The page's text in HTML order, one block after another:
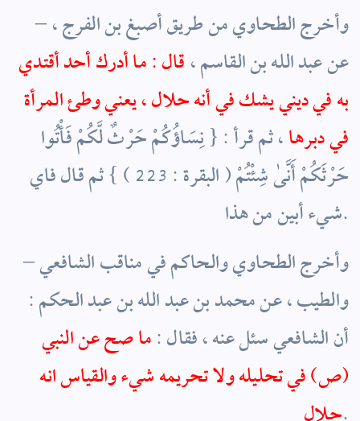
– وأخرج الطحاوي من طريق أصبغ بن الفرج ،
عن عبد الله بن القاسم ،قال : ما أدرك أحد أقتدي
به في ديني يشك في أنه حلال ، يعني وطئ المرأة
في دبرها، ثم قرأ : { نِسَاؤُكُمْ حَرْثٌ لَّكُمْ فَأْتُوا
حَرْثَكُمْ أَنَّىٰ شِئْتُمْ ( البقرة : 223 ) } ثم قال فاي
شيء أبين من هذا.
– وأخرج الطحاوي والحاكم في مناقب الشافعي
والطيب ، عن محمد بن عبد الله بن عبد الحكم :
أن الشافعي سئل عنه ، فقال :ما صح عن النبي
(ص) في تحليله ولا تحريمه شيء والقياس انه